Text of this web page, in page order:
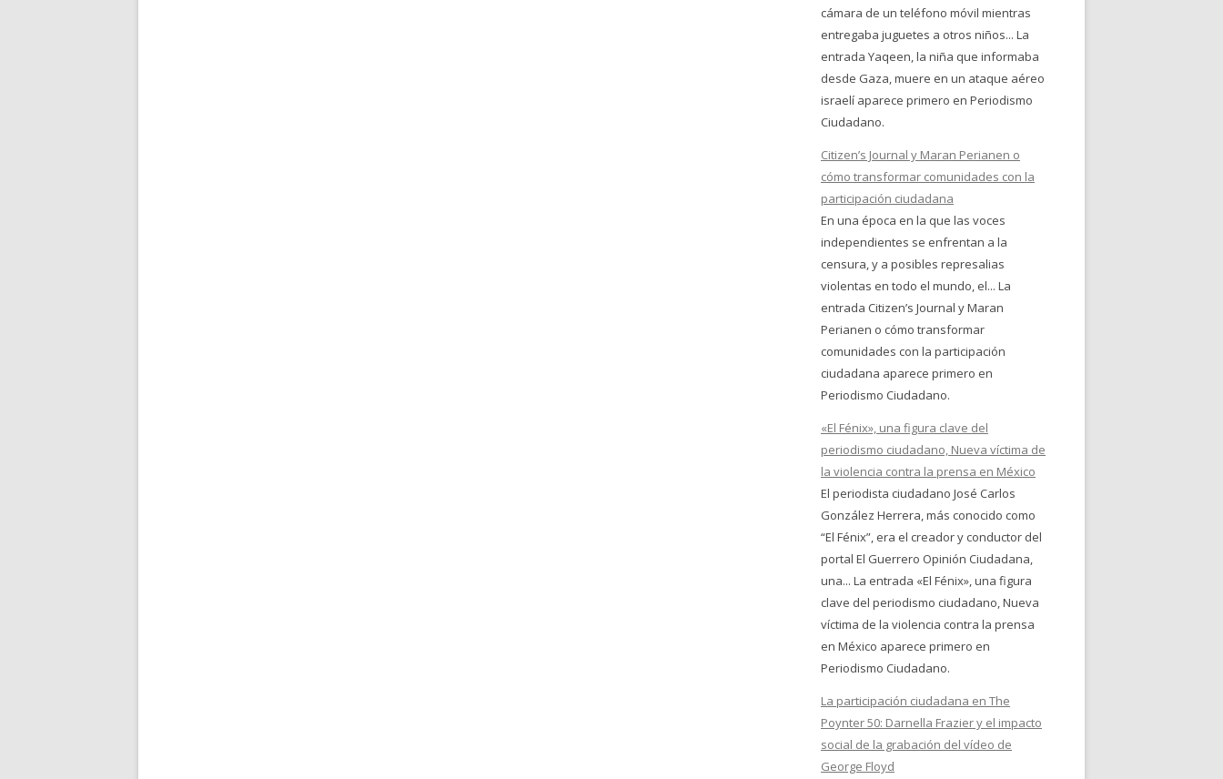
cámara de un teléfono móvil mientras
entregaba juguetes a otros niños... La
entrada Yaqeen, la niña que informaba
desde Gaza, muere en un ataque aéreo
israelí aparece primero en Periodismo
Ciudadano.
Citizen’s Journal y Maran Perianen o
cómo transformar comunidades con la
participación ciudadana
En una época en la que las voces
independientes se enfrentan a la
censura, y a posibles represalias
violentas en todo el mundo, el... La
entrada Citizen’s Journal y Maran
Perianen o cómo transformar
comunidades con la participación
ciudadana aparece primero en
Periodismo Ciudadano.
«El Fénix», una figura clave del
periodismo ciudadano, Nueva víctima de
la violencia contra la prensa en México
El periodista ciudadano José Carlos
González Herrera, más conocido como
“El Fénix”, era el creador y conductor del
portal El Guerrero Opinión Ciudadana,
una... La entrada «El Fénix», una figura
clave del periodismo ciudadano, Nueva
víctima de la violencia contra la prensa
en México aparece primero en
Periodismo Ciudadano.
La participación ciudadana en The
Poynter 50: Darnella Frazier y el impacto
social de la grabación del vídeo de
George Floyd